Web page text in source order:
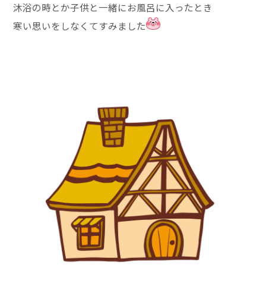
沐浴の時とか子供と一緒にお風呂に入ったとき
寒い思いをしなくてすみました